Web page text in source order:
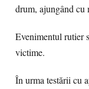
drum, ajungând cu
Evenimentul rutier
victime.
În urma testării cu